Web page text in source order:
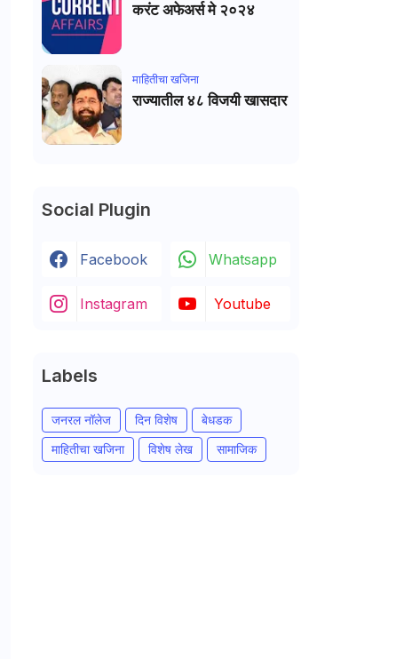
करंट अफेअर्स मे २०२४
माहितीचा खजिना
राज्यातील ४८ विजयी खासदार
Social Plugin
Facebook Whatsapp
Instagram Youtube
Labels
जनरल नॉलेज दिन विशेष
बेधडक
माहितीचा खजिना
विशेष लेख सामाजिक